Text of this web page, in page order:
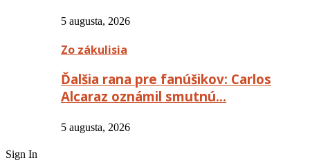
5 augusta, 2026
Zo zákulisia
Ďalšia rana pre fanúšikov: Carlos
Alcaraz oznámil smutnú…
5 augusta, 2026
Sign In